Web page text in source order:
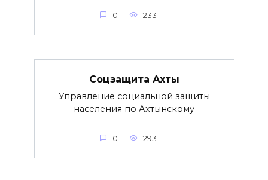
0 233
Соцзащита Ахты
Управление социальной защиты
населения по Ахтынскому
0 293